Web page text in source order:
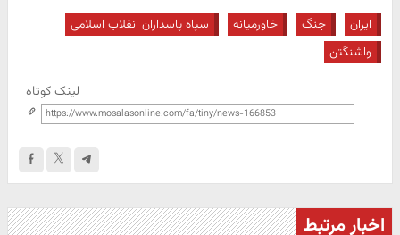
ایران جنگ خاورمیانه
سپاه پاسداران انقلاب اسلامی
واشنگتن
لینک کوتاه
اخبار مرتبط